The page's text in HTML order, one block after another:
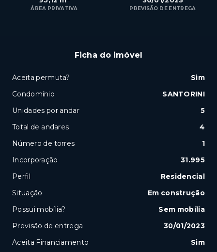
ÁREA PRIVATIVA PREVISÃO DE ENTREGA
Ficha do imóvel
Aceita permuta?
Sim
Condomínio
SANTORINI
Unidades por andar
5
Total de andares
4
Número de torres
1
Incorporação
31.995
Perfil
Residencial
Situação
Em construção
Possui mobília?
Sem mobília
Previsão de entrega
30/01/2023
Aceita Financiamento
Sim